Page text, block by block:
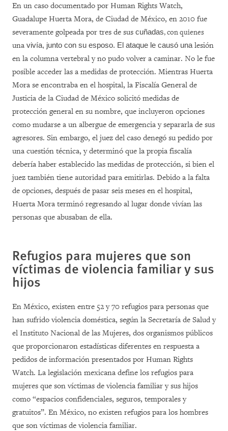
En un caso documentado por Human Rights Watch,
Guadalupe Huerta Mora, de Ciudad de México, en 2010 fue
severamente golpeada por tres de sus cuñadas, con quienes
una vivía, junto con su esposo. El ataque le causó una lesión
en la columna vertebral y no pudo volver a caminar. No le fue
posible acceder las a medidas de protección. Mientras Huerta
Mora se encontraba en el hospital, la Fiscalía General de
Justicia de la Ciudad de México solicitó medidas de
protección general en su nombre, que incluyeron opciones
como mudarse a un albergue de emergencia y separarla de sus
agresores. Sin embargo, el juez del caso denegó su pedido por
una cuestión técnica, y determinó que la propia fiscalía
debería haber establecido las medidas de protección, si bien el
juez también tiene autoridad para emitirlas. Debido a la falta
de opciones, después de pasar seis meses en el hospital,
Huerta Mora terminó regresando al lugar donde vivían las
personas que abusaban de ella.
Refugios para mujeres que son
víctimas de violencia familiar y sus
hijos
En México, existen entre 52 y 70 refugios para personas que
han sufrido violencia doméstica, según la Secretaría de Salud y
el Instituto Nacional de las Mujeres, dos organismos públicos
que proporcionaron estadísticas diferentes en respuesta a
pedidos de información presentados por Human Rights
Watch. La legislación mexicana define los refugios para
mujeres que son víctimas de violencia familiar y sus hijos
como “espacios confidenciales, seguros, temporales y
gratuitos”. En México, no existen refugios para los hombres
que son víctimas de violencia familiar.